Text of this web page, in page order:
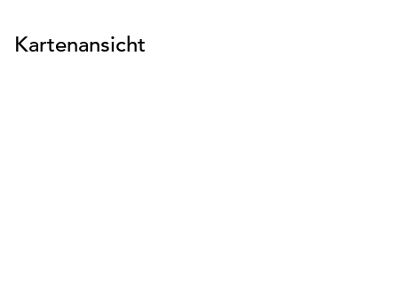
Kartenansicht